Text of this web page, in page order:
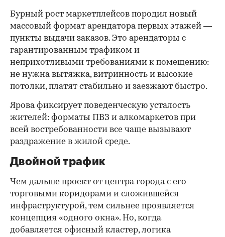
Бурный рост маркетплейсов породил новый
массовый формат арендатора первых этажей —
пункты выдачи заказов. Это арендаторы с
гарантированным трафиком и
неприхотливыми требованиями к помещению:
не нужна вытяжка, витринность и высокие
потолки, платят стабильно и заезжают быстро.
Ярова фиксирует поведенческую усталость
жителей: форматы ПВЗ и алкомаркетов при
всей востребованности все чаще вызывают
раздражение в жилой среде.
Двойной трафик
Чем дальше проект от центра города с его
торговыми коридорами и сложившейся
инфраструктурой, тем сильнее проявляется
концепция «одного окна». Но, когда
добавляется офисный кластер, логика